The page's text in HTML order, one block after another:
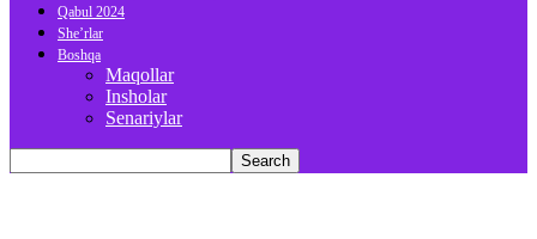
Qabul 2024
She’rlar
Boshqa
Maqollar
Insholar
Senariylar